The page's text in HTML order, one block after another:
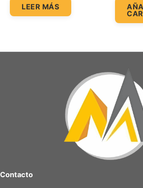
LEER MÁS
Contacto